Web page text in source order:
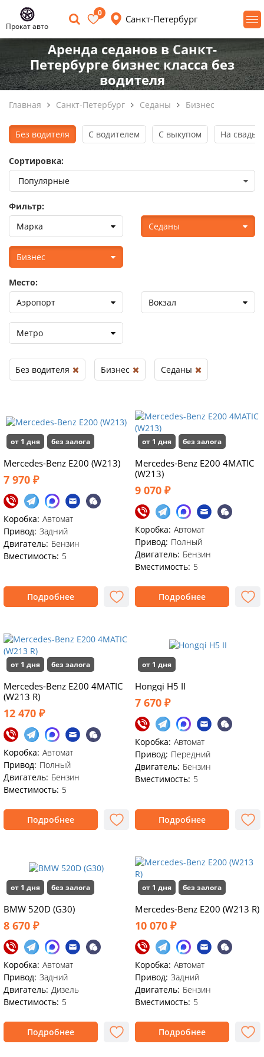
Прокат авто
0
Санкт-Петербург
Аренда седанов в Санкт-
Петербурге бизнес класса без
водителя
Главная Санкт-Петербург Седаны Бизнес
от 1 дня без залога
Mercedes-Benz E200 (W213)
7 970 ₽
Коробка: Автомат
Привод: Задний
Двигатель: Бензин
Вместимость: 5
Подробнее
от 1 дня без залога
Mercedes-Benz E200 4MATIC
(W213)
9 070 ₽
Коробка: Автомат
Привод: Полный
Двигатель: Бензин
Вместимость: 5
Подробнее
от 1 дня без залога
Mercedes-Benz E200 4MATIC
(W213 R)
12 470 ₽
Коробка: Автомат
Привод: Полный
Двигатель: Бензин
Вместимость: 5
Подробнее
от 1 дня
Hongqi H5 II
7 670 ₽
Коробка: Автомат
Привод: Передний
Двигатель: Бензин
Вместимость: 5
Подробнее
от 1 дня без залога
BMW 520D (G30)
8 670 ₽
Коробка: Автомат
Привод: Задний
Двигатель: Дизель
Вместимость: 5
Подробнее
от 1 дня без залога
Mercedes-Benz E200 (W213 R)
10 070 ₽
Коробка: Автомат
Привод: Задний
Двигатель: Бензин
Вместимость: 5
Подробнее
Без водителя С водителем С выкупом На
Сортировка:
Фильтр:
Марка
Седаны
Бизнес
Место:
Аэропорт
Вокзал
Метро
Без водителя Бизнес Седаны